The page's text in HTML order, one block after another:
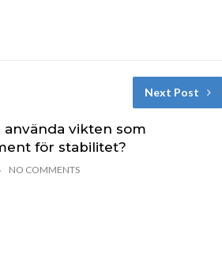
Next Post
använda vikten som
för stabilitet?
NO COMMENTS